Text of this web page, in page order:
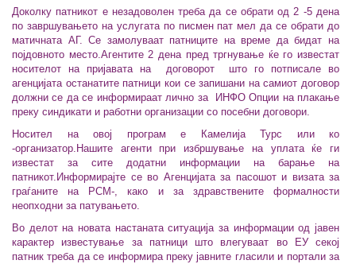
Доколку патникот е незадоволен треба да се обрати од 2 -5 дена
по завршувањето на услугата по писмен пат мел да се обрати до
матичната АГ. Се замолуваат патниците на време да бидат на
појдовното место.Агентите 2 дена пред тргнување ќе го известат
носителот на пријавата на договорот што го потписале во
агенцијата останатите патници кои се запишани на самиот договор
должни се да се информираат лично за ИНФО Опции на плакање
преку синдикати и работни организации со посебни договори.
Носител на овој програм е Камелија Турс или ко
-организатор.Нашите агенти при избршување на уплата ќе ги
известат за сите додатни информации на барање на
патникот. Информирајте се во Агенцијата за пасошот и визата за
граѓаните на РСМ-, како и за здравствените формалности
неопходни за патувањето.
Во делот на новата настаната ситуација за информации од јавен
карактер известување за патници што влегуваат во ЕУ секој
патник треба да се информира преку јавните гласили и портали за